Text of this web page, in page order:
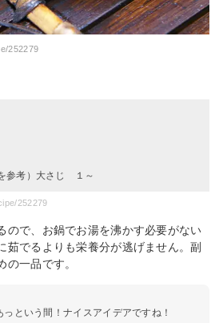
252279
参考）大さじ １～
252279
ので、お鍋でお湯を沸かす必要がない
茹でるよりも栄養分が逃げません。副
一品です。
っという間！ナイスアイデアですね！